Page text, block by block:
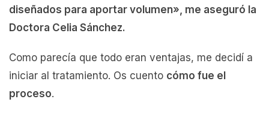
diseñados para aportar volumen», me aseguró la
Doctora Celia Sánchez.
Como parecía que todo eran ventajas, me decidí a
iniciar al tratamiento. Os cuento cómo fue el
proceso.